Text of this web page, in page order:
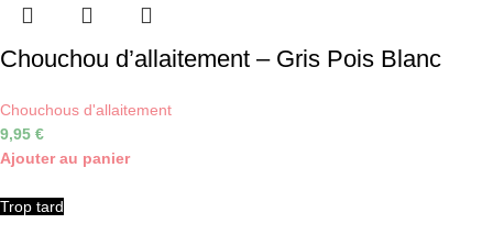
Chouchou d’allaitement – Gris Pois Blanc
Chouchous d'allaitement
9,95 €
Ajouter au panier
Trop tard